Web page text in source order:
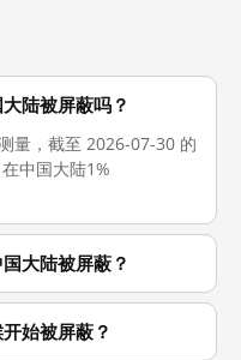
陆被屏蔽吗？
量，截至 2026-07-30 的
中国大陆1%
大陆被屏蔽？
始被屏蔽？